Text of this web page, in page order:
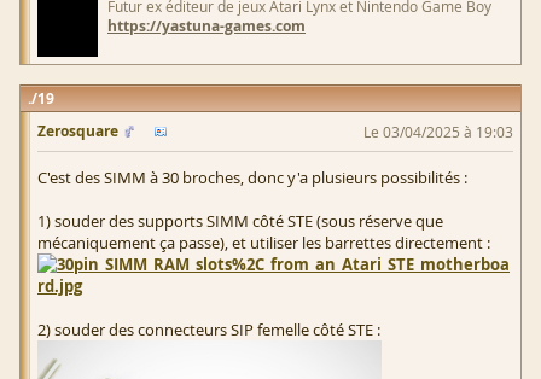
Futur ex éditeur de jeux Atari Lynx et Nintendo Game Boy
https://yastuna-games.com
19
Zerosquare
Le 03/04/2025 à 19:03
C'est des SIMM à 30 broches, donc y'a plusieurs possibilités :
1) souder des supports SIMM côté STE (sous réserve que
mécaniquement ça passe), et utiliser les barrettes directement :
2) souder des connecteurs SIP femelle côté STE :